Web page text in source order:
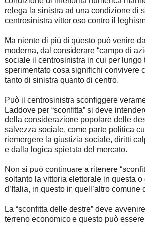
relega la sinistra ad una condizione di
centrosinistra vittorioso contro il
Ma niente di più di questo può venire
moderna, dal considerare “campo di
sociale il centrosinistra in cui per lungo
sperimentato cosa significhi convivere
tanto di sinistra quanto di centro.
Può il centrosinistra sconfiggere
Laddove per “sconfitta” si deve
della considerazione popolare delle
salvezza sociale, come parte politica
riemergere la giustizia sociale, diritti
e dalla logica spietata del mercato.
Non si può continuare a ritenere
soltanto la vittoria elettorale in questa
d’Italia, in questo in quell’altro comune
La “sconfitta delle destre” deve
terreno economico e questo può